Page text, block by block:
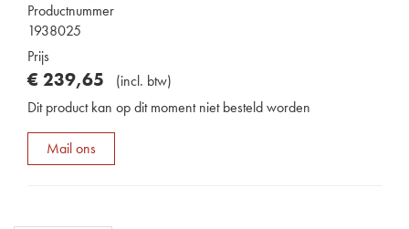
Productnummer
1938025
Prijs
€ 239,65 (incl. btw)
Dit product kan op dit moment niet besteld worden
Mail ons